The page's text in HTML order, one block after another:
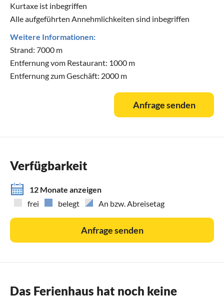
Kurtaxe ist inbegriffen
Alle aufgeführten Annehmlichkeiten sind inbegriffen
Weitere Informationen:
Strand: 7000 m
Entfernung vom Restaurant: 1000 m
Entfernung zum Geschäft: 2000 m
Anfrage senden
Verfügbarkeit
12 Monate anzeigen
frei
belegt An bzw. Abreisetag
Anfrage senden
Das Ferienhaus hat noch keine